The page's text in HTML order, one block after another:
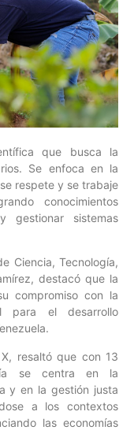
que busca la
Se enfoca en la
respete y se trabaje
conocimientos
gestionar sistemas
Ciencia, Tecnología,
destacó que la
compromiso con la
para el desarrollo
resaltó que con 13
se centra en la
y en la gestión justa
a los contextos
las economías